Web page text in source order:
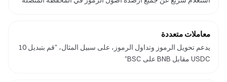
معاملات متعددة
يدعم تحويل الرموز وتداول الرموز، على سبيل المثال، "قم بتبديل 10
USDC مقابل BNB على BSC"